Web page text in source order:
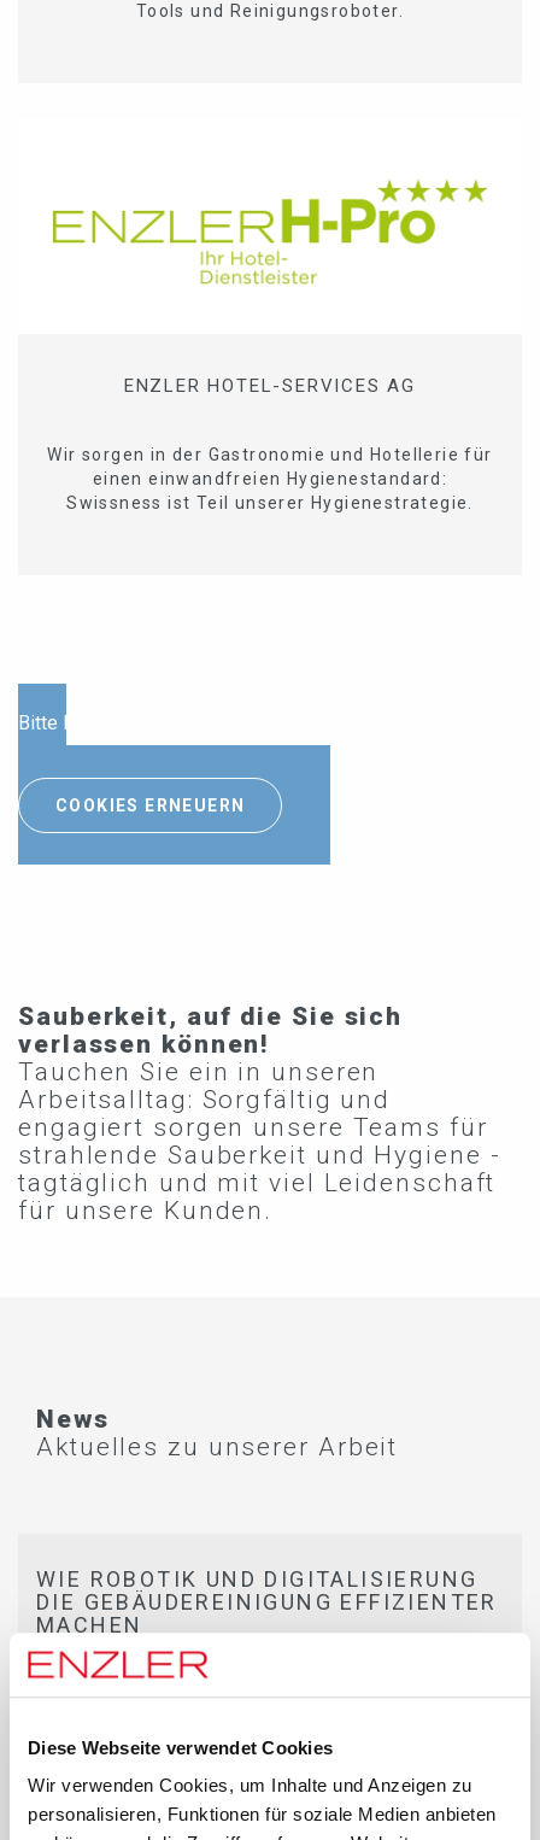
Diese Webseite verwendet Cookies
Wir verwenden Cookies, um Inhalte und Anzeigen zu
personalisieren, Funktionen für soziale Medien anbieten
Tools und Reinigungsroboter.
ENZLER HOTEL-SERVICES AG
Wir sorgen in der Gastronomie und Hotellerie für
einen einwandfreien Hygienestandard:
Swissness ist Teil unserer Hygienestrategie.
Bitte Marketing-Cookies akzeptieren, um den Inhalt
anzuzeigen.
COOKIES ERNEUERN
Sauberkeit, auf die Sie sich
verlassen können!
Tauchen Sie ein in unseren
Arbeitsalltag: Sorgfältig und
engagiert sorgen unsere Teams für
strahlende Sauberkeit und Hygiene -
tagtäglich und mit viel Leidenschaft
für unsere Kunden.
News
Aktuelles zu unserer Arbeit
WIE ROBOTIK UND DIGITALISIERUNG
DIE GEBÄUDEREINIGUNG EFFIZIENTER
MACHEN
Wir stehen an der Schwelle zu einer neuen
Ära in der Gebäudereinigung. Mit
innovativen Technologien wie intelligenter
Robotik und smarter Digitalisierung setzt
die Enzler Gruppe neue Massstäbe.